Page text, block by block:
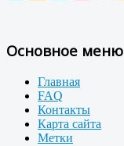
Основное меню
Главная
FAQ
Контакты
Карта сайта
Метки